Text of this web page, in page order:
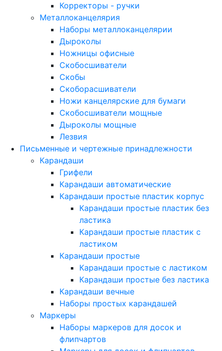
Корректоры - ручки
Металлоканцелярия
Наборы металлоканцелярии
Дыроколы
Ножницы офисные
Скобосшиватели
Скобы
Скоборасшиватели
Ножи канцелярские для бумаги
Скобосшиватели мощные
Дыроколы мощные
Лезвия
Письменные и чертежные принадлежности
Карандаши
Грифели
Карандаши автоматические
Карандаши простые пластик корпус
Карандаши простые пластик без
ластика
Карандаши простые пластик с
ластиком
Карандаши простые
Карандаши простые с ластиком
Карандаши простые без ластика
Карандаши вечные
Наборы простых карандашей
Маркеры
Наборы маркеров для досок и
флипчартов